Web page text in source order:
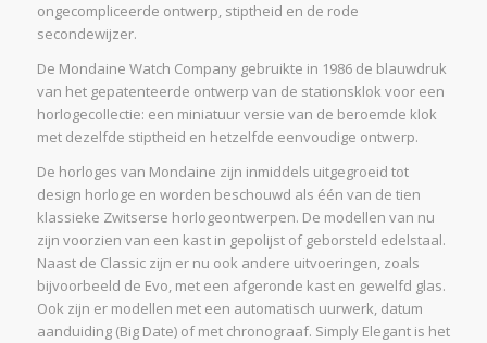
ongecompliceerde ontwerp, stiptheid en de rode
secondewijzer.
De Mondaine Watch Company gebruikte in 1986 de blauwdruk
van het gepatenteerde ontwerp van de stationsklok voor een
horlogecollectie: een miniatuur versie van de beroemde klok
met dezelfde stiptheid en hetzelfde eenvoudige ontwerp.
De horloges van Mondaine zijn inmiddels uitgegroeid tot
design horloge en worden beschouwd als één van de tien
klassieke Zwitserse horlogeontwerpen. De modellen van nu
zijn voorzien van een kast in gepolijst of geborsteld edelstaal.
Naast de Classic zijn er nu ook andere uitvoeringen, zoals
bijvoorbeeld de Evo, met een afgeronde kast en gewelfd glas.
Ook zijn er modellen met een automatisch uurwerk, datum
aanduiding (Big Date) of met chronograaf. Simply Elegant is het